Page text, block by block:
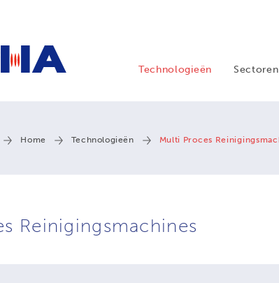
Technologieën Sectoren
Home Technologieën Multi Proces
Reinigingsmachines